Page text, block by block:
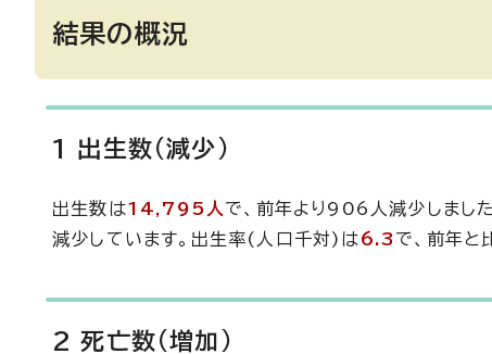
結果の概況
1 出生数(減少)
出生数は14,795人 で、前年より906人減少しまし
減少しています。出生率(人口千対)は6.3で、前年と
2 死亡数(増加)